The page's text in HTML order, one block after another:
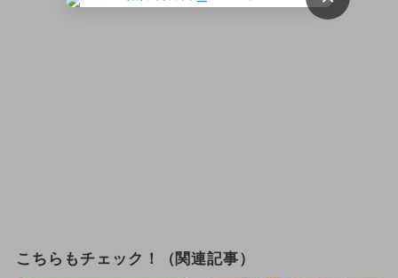
こちらもチェック！（関連記事）